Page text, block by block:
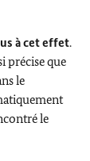
à cet effet.
précise que
le
le